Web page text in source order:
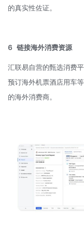
的真实性佐证。
6 链接海外消费资源
汇联易自营的甄选消费
预订海外机票酒店用车
的海外消费商。